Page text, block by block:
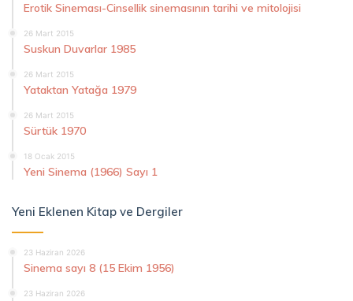
Erotik Sineması-Cinsellik sinemasının tarihi ve mitolojisi
26 Mart 2015
Suskun Duvarlar 1985
26 Mart 2015
Yataktan Yatağa 1979
26 Mart 2015
Sürtük 1970
18 Ocak 2015
Yeni Sinema (1966) Sayı 1
Yeni Eklenen Kitap ve Dergiler
23 Haziran 2026
Sinema sayı 8 (15 Ekim 1956)
23 Haziran 2026